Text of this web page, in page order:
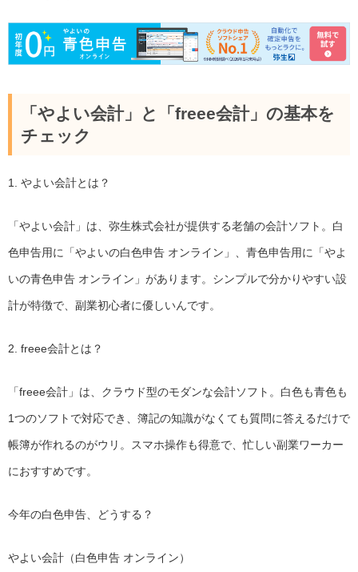
「やよい会計」と「freee会計」の基本を
チェック
1. やよい会計とは？
「やよい会計」は、弥生株式会社が提供する老舗の会計ソフト。白
色申告用に「やよいの白色申告 オンライン」、青色申告用に「やよ
いの青色申告 オンライン」があります。シンプルで分かりやすい設
計が特徴で、副業初心者に優しいんです。
2. freee会計とは？
「freee会計」は、クラウド型のモダンな会計ソフト。白色も青色も
1つのソフトで対応でき、簿記の知識がなくても質問に答えるだけで
帳簿が作れるのがウリ。スマホ操作も得意で、忙しい副業ワーカー
におすすめです。
今年の白色申告、どうする？
やよい会計（白色申告 オンライン）